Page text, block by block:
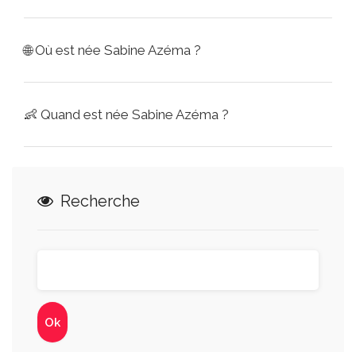
🌐Où est née Sabine Azéma ?
👶 Quand est née Sabine Azéma ?
Recherche